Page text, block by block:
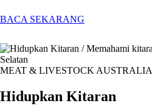
BACA SEKARANG
MEAT & LIVESTOCK AUSTRALIA
Hidupkan Kitaran